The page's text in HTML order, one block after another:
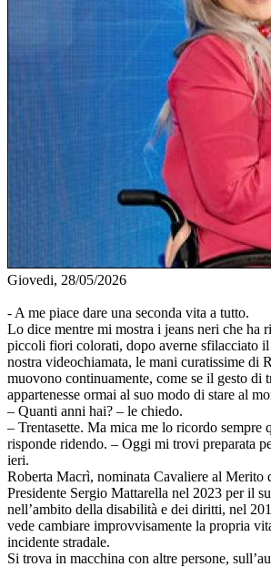
Giovedi, 28/05/2026
- A me piace dare una seconda vita a tutto.
Lo dice mentre mi mostra i jeans neri che ha
piccoli fiori colorati, dopo averne sfilacciato
nostra videochiamata, le mani curatissime di
muovono continuamente, come se il gesto di
appartenesse ormai al suo modo di stare al
– Quanti anni hai? – le chiedo.
– Trentasette. Ma mica me lo ricordo sempre
risponde ridendo. – Oggi mi trovi preparata
ieri.
Roberta Macrì, nominata Cavaliere al Merito
Presidente Sergio Mattarella nel 2023 per il
nell’ambito della disabilità e dei diritti, nel
vede cambiare improvvisamente la propria
incidente stradale.
Si trova in macchina con altre persone,